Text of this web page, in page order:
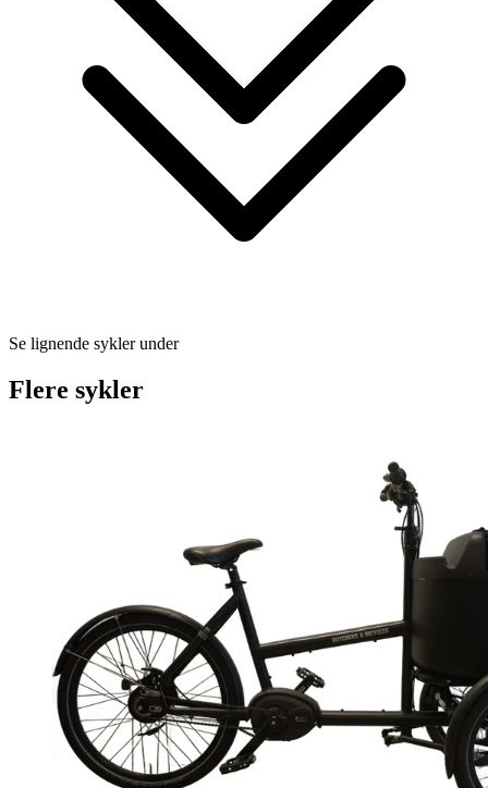
Se lignende sykler under
Flere sykler